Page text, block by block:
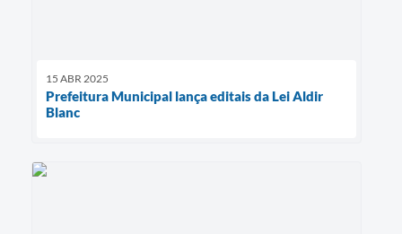
15 ABR 2025
Prefeitura Municipal lança editais da Lei Aldir
Blanc